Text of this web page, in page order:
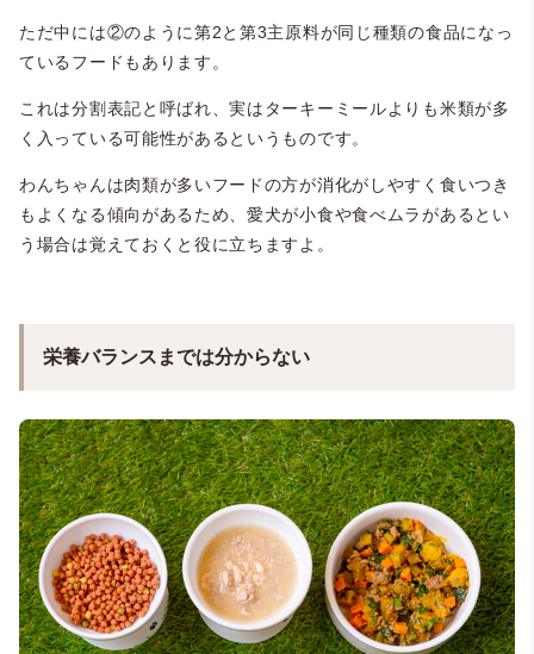
ただ中には②のように第2と第3主原料が同じ種類の食品になっ
ているフードもあります。
これは分割表記と呼ばれ、実はターキーミールよりも米類が多
く入っている可能性があるというものです。
わんちゃんは肉類が多いフードの方が消化がしやすく食いつき
もよくなる傾向があるため、愛犬が小食や食べムラがあるとい
う場合は覚えておくと役に立ちますよ。
栄養バランスまでは分からない